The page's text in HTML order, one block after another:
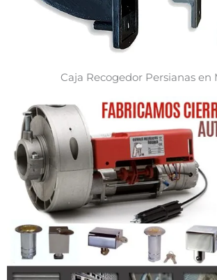
Caja Recogedor Persianas en